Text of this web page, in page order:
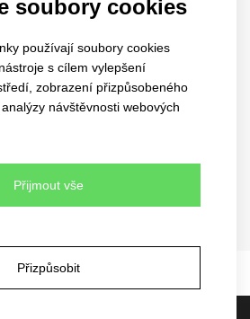
soubory cookies
používají soubory cookies
s cílem vylepšení
zobrazení přizpůsobeného
návštěvnosti webových
Přijmout vše
Přizpůsobit